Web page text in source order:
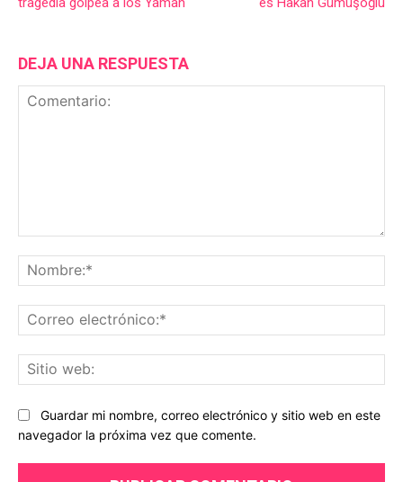
DEJA UNA RESPUESTA
Guardar mi nombre, correo electrónico y sitio web en este
navegador la próxima vez que comente.